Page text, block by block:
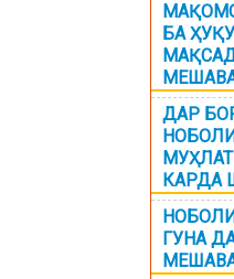
БА
ДАР
КАРДА
ГУНА